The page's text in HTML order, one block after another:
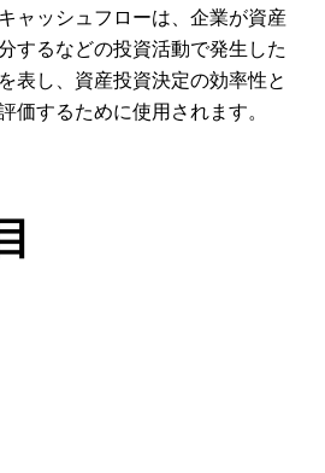
ャッシュフローは、企業が資産
するなどの投資活動で発生した
表し、資産投資決定の効率性と
価するために使用されます。